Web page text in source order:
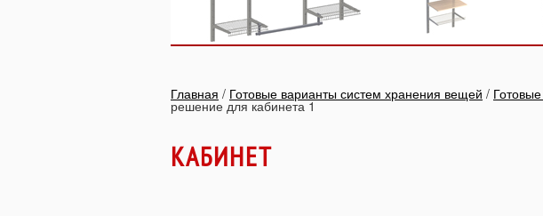
Главная / Готовые варианты систем хранения вещей /
решение для кабинета 1
КАБИНЕТ